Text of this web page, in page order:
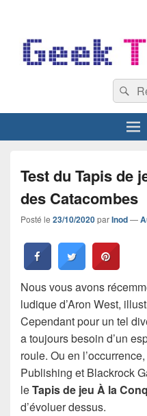
Test du Tapis de
des Catacombes
Posté le 23/10/2020parInod—
Nous vous avons
ludique d’Aron West,
Cependant pour un tel
a toujours besoin d’un
roule. Ou en
Publishing et Blackrock
leTapis de jeu À la
d’évoluer dessus.